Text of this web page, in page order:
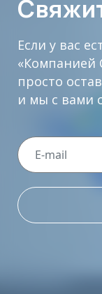
Если у вас
«Компанией
просто
и мы с вами